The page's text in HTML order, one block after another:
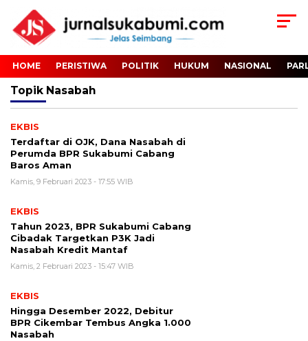
HOME PERISTIWA POLITIK HUKUM NASIONAL
Topik Nasabah
EKBIS
Terdaftar di OJK, Dana Nasabah di
Perumda BPR Sukabumi Cabang
Baros Aman
Kamis, 9 Februari 2023 - 17:55 WIB
EKBIS
Tahun 2023, BPR Sukabumi Cabang
Cibadak Targetkan P3K Jadi
Nasabah Kredit Mantaf
Kamis, 2 Februari 2023 - 15:47 WIB
EKBIS
Hingga Desember 2022, Debitur
BPR Cikembar Tembus Angka 1.000
Nasabah